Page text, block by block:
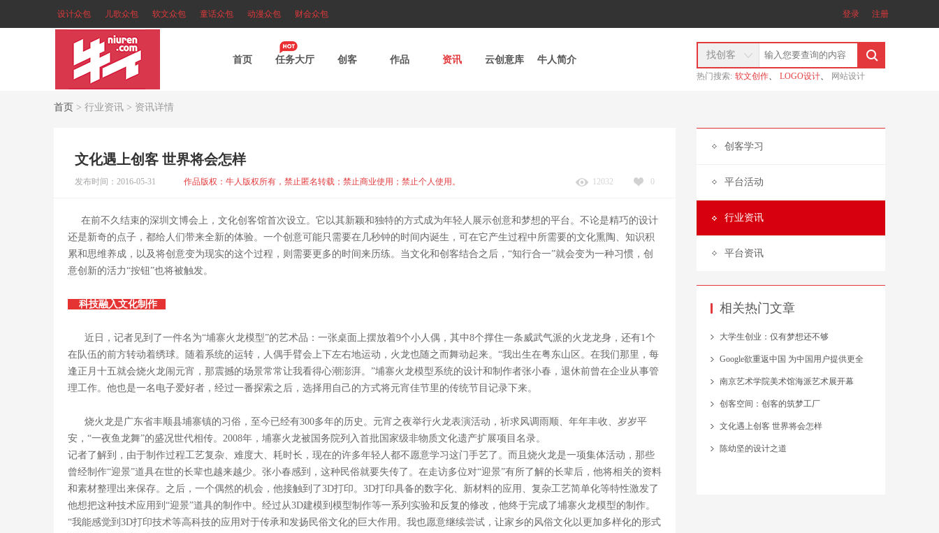
设计众包 儿歌众包 软文众包 童话众包 动漫众包 财会众包 注册
登录
首页 任务大厅 创客 作品 资讯 云创意库 牛人简介 找创客
热门搜索: 软文创作、 LOGO设计、 网站设计
首页 > 行业资讯 > 资讯详情
文化遇上创客 世界将会怎样
发布时间：2016-05-31 作品版权：牛人版权所有，禁止匿名转载；禁止商业使用；禁止个人使用。 12032 0
在前不久结束的深圳文博会上，文化创客馆首次设立。它以其新颖和独特的方式成为年轻人展示创意和梦想的平台。不论是精巧的设计
还是新奇的点子，都给人们带来全新的体验。一个创意可能只需要在几秒钟的时间内诞生，可在它产生过程中所需要的文化熏陶、知识积
累和思维养成，以及将创意变为现实的这个过程，则需要更多的时间来历练。当文化和创客结合之后，“知行合一”就会变为一种习惯，创
意创新的活力“按钮”也将被触发。
科技融入文化制作
近日，记者见到了一件名为“埔寨火龙模型”的艺术品：一张桌面上摆放着9个小人偶，其中8个撑住一条威武气派的火龙龙身，还有1个
在队伍的前方转动着绣球。随着系统的运转，人偶手臂会上下左右地运动，火龙也随之而舞动起来。“我出生在粤东山区。在我们那里，每
逢正月十五就会烧火龙闹元宵，那震撼的场景常常让我看得心潮澎湃。”埔寨火龙模型系统的设计和制作者张小春，退休前曾在企业从事管
理工作。他也是一名电子爱好者，经过一番探索之后，选择用自己的方式将元宵佳节里的传统节目记录下来。
烧火龙是广东省丰顺县埔寨镇的习俗，至今已经有300多年的历史。元宵之夜举行火龙表演活动，祈求风调雨顺、年年丰收、岁岁平
安，“一夜鱼龙舞”的盛况世代相传。2008年，埔寨火龙被国务院列入首批国家级非物质文化遗产扩展项目名录。
记者了解到，由于制作过程工艺复杂、难度大、耗时长，现在的许多年轻人都不愿意学习这门手艺了。而且烧火龙是一项集体活动，那些
曾经制作“迎景”道具在世的长辈也越来越少。张小春感到，这种民俗就要失传了。在走访多位对“迎景”有所了解的长辈后，他将相关的资料
和素材整理出来保存。之后，一个偶然的机会，他接触到了3D打印。3D打印具备的数字化、新材料的应用、复杂工艺简单化等特性激发了
他想把这种技术应用到“迎景”道具的制作中。经过从3D建模到模型制作等一系列实验和反复的修改，他终于完成了埔寨火龙模型的制作。
“我能感觉到3D打印技术等高科技的应用对于传承和发扬民俗文化的巨大作用。我也愿意继续尝试，让家乡的风俗文化以更加多样化的形式
创客学习
平台活动
行业资讯
平台资讯
相关热门文章
大学生创业：仅有梦想还不够
Google欲重返中国 为中国用户提供更全
面服务
南京艺术学院美术馆海派艺术展开幕
创客空间：创客的筑梦工厂
文化遇上创客 世界将会怎样
陈幼坚的设计之道